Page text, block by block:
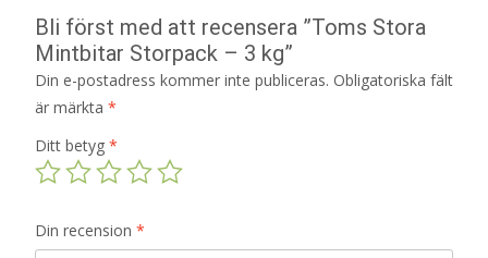
Bli först med att recensera ”Toms Stora
Mintbitar Storpack – 3 kg”
Din e-postadress kommer inte publiceras. Obligatoriska fält
är märkta *
Ditt betyg *
Din recension *